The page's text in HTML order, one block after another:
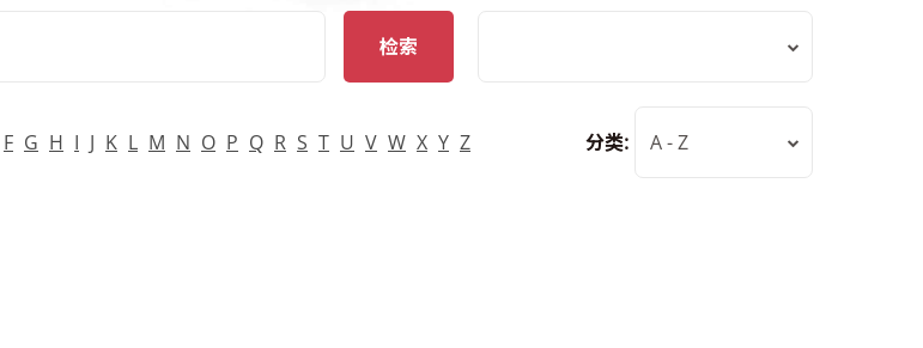
检索
F G H I J K L M N O P Q R S T U V W X Y Z 分类: A - Z